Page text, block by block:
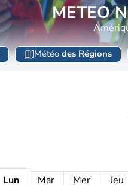
METEO
Météo des Régions
Lun Mar Mer Jeu